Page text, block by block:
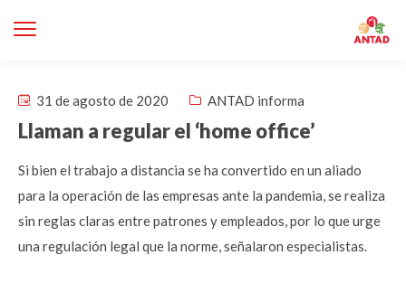
31 de agosto de 2020 ANTAD informa
Llaman a regular el ‘home office’
Si bien el trabajo a distancia se ha convertido en un aliado
para la operación de las empresas ante la pandemia, se realiza
sin reglas claras entre patrones y empleados, por lo que urge
una regulación legal que la norme, señalaron especialistas.